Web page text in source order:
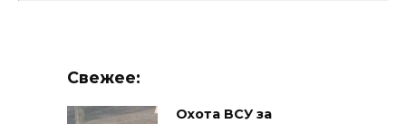
Свежее:
Охота ВСУ за